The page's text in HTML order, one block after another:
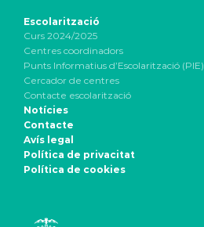
Escolarització
Curs 2024/2025
Centres coordinadors
Punts Informatius d’Escolarització (PIE)
Cercador de centres
Contacte escolarització
Notícies
Contacte
Avís legal
Política de privacitat
Política de cookies